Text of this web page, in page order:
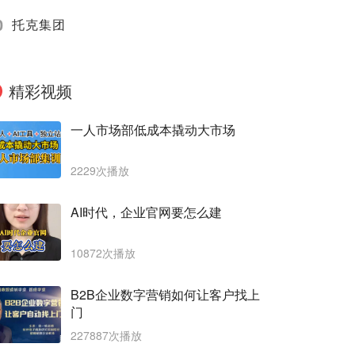
托克集团
精彩视频
一人市场部低成本撬动大市场
2229次播放
AI时代，企业官网要怎么建
10872次播放
B2B企业数字营销如何让客户找上
门
227887次播放